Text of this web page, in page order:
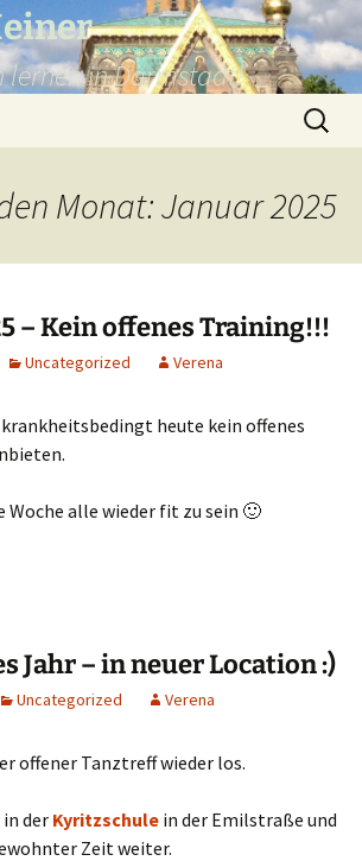
lernen in Darmstadt!
Suchen
nach:
Monat: Januar 2025
– Kein offenes Training!!!
Uncategorized Verena
heute kein offenes
Woche alle wieder fit zu sein 🙂
Jahr – in neuer Location :)
Uncategorized Verena
offener Tanztreff wieder los.
der Kyritzschule in der Emilstraße und
Zeit weiter.